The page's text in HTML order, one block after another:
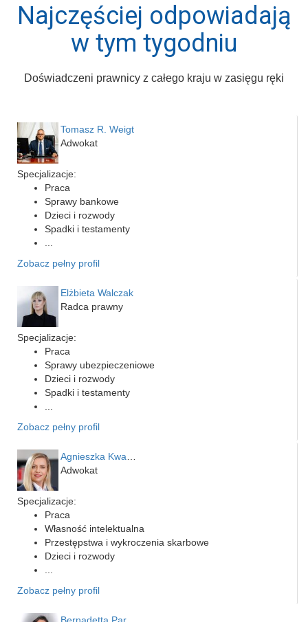
Najczęściej odpowiadają
w tym tygodniu
Doświadczeni prawnicy z całego kraju w zasięgu ręki
Tomasz R. Weigt
Adwokat
Specjalizacje:
Praca
Sprawy bankowe
Dzieci i rozwody
Spadki i testamenty
Zobacz pełny profil
Elżbieta Walczak
Radca prawny
Specjalizacje:
Praca
Sprawy ubezpieczeniowe
Dzieci i rozwody
Spadki i testamenty
Zobacz pełny profil
Adwokat
Specjalizacje:
Praca
Własność intelektualna
Przestępstwa i wykroczenia skarbowe
Dzieci i rozwody
Zobacz pełny profil